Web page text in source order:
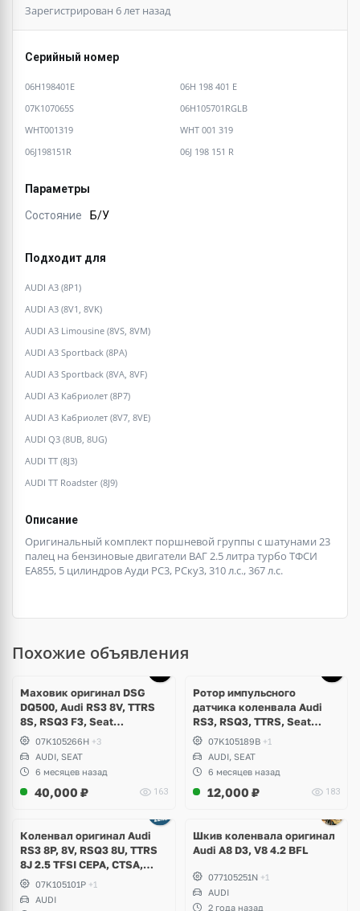
Зарегистрирован 6 лет назад
Серийный номер
06H198401E
06H 198 401 E
07K107065S
06H105701RGLB
WHT001319
WHT 001 319
06J198151R
06J 198 151 R
Параметры
Состояние Б/У
Подходит для
AUDI A3 (8P1)
AUDI A3 (8V1, 8VK)
AUDI A3 Limousine (8VS, 8VM)
AUDI A3 Sportback (8PA)
AUDI A3 Sportback (8VA, 8VF)
AUDI A3 Кабриолет (8P7)
AUDI A3 Кабриолет (8V7, 8VE)
AUDI Q3 (8UB, 8UG)
AUDI TT (8J3)
AUDI TT Roadster (8J9)
Описание
Оригинальный комплект поршневой группы с шатунами 23
палец на бензиновые двигатели ВАГ 2.5 литра турбо ТФСИ
ЕА855, 5 цилиндров Ауди РС3, РСку3, 310 л.с., 367 л.с.
Похожие объявления
Маховик оригинал DSG
DQ500, Audi RS3 8V, TTRS
8S, RSQ3 F3, Seat
Formentor Cupra 2.5 TFSI
Evo, DAZA, DNWA, DNWB
07K105266H +3
AUDI, SEAT
6 месяцев назад
40,000 ₽ 163
Ротор импульсного
датчика коленвала Audi
RS3, RSQ3, TTRS, Seat
Formentor Cupra, 2.5 TFSI
CEPA, CTSA, CZGA, CZGB,
DAZA, DNWA, DNWB
07K105189B +1
AUDI, SEAT
6 месяцев назад
12,000 ₽ 183
Коленвал оригинал Audi
RS3 8P, 8V, RSQ3 8U, TTRS
8J 2.5 TFSI CEPA, CTSA,
CGZA, CGZB
07K105101P +1
AUDI
Шкив коленвала оригинал
Audi A8 D3, V8 4.2 BFL
077105251N +1
AUDI
2 года назад